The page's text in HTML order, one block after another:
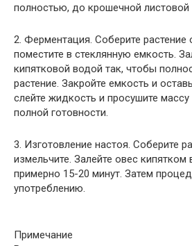
полностью, до крошечной
2. Ферментация. Соберите растение
поместите в стеклянную емкость.
кипятковой водой так, чтобы
растение. Закройте емкость и
слейте жидкость и просушите
полной готовности.
3. Изготовление настоя. Соберите
измельчите. Залейте овес кипятком
примерно 15-20 минут. Затем
употреблению.
Примечание